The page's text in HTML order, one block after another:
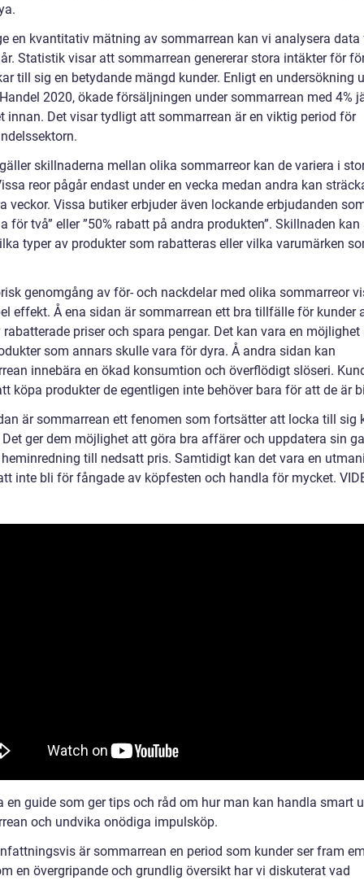
en kvantitativ mätning av sommarrean kan vi analysera data
Statistik visar att sommarrean genererar stora intäkter för
till sig en betydande mängd kunder. Enligt en undersökning
2020, ökade försäljningen under sommarrean med 4%
innan. Det visar tydligt att sommarrean är en viktig period för
skillnaderna mellan olika sommarreor kan de variera i
reor pågår endast under en vecka medan andra kan
veckor. Vissa butiker erbjuder även lockande erbjudanden
för två” eller ”50% rabatt på andra produkten”. Skillnaden kan
typer av produkter som rabatteras eller vilka varumärken
genomgång av för- och nackdelar med olika sommarreor
effekt. Å ena sidan är sommarrean ett bra tillfälle för kunder
priser och spara pengar. Det kan vara en möjlighet
som annars skulle vara för dyra. Å andra sidan kan
innebära en ökad konsumtion och överflödigt slöseri.
köpa produkter de egentligen inte behöver bara för att de är
är sommarrean ett fenomen som fortsätter att locka till sig
Det ger dem möjlighet att göra bra affärer och uppdatera sin
till nedsatt pris. Samtidigt kan det vara en
inte bli för fångade av köpfesten och handla för mycket.
en guide som ger tips och råd om hur man kan handla smart
och undvika onödiga impulsköp.
är sommarrean en period som kunder ser fram
en övergripande och grundlig översikt har vi diskuterat vad